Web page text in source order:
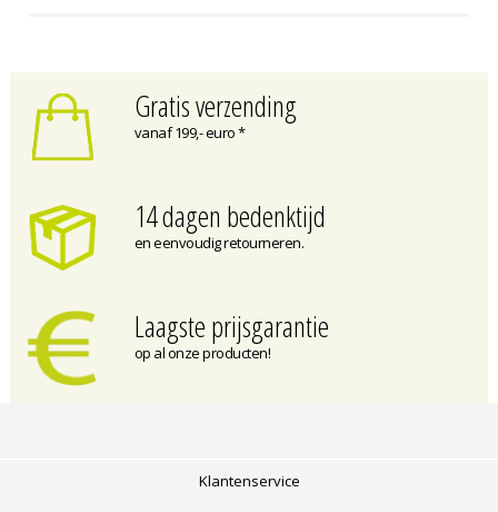
Gratis verzending
vanaf 199,- euro *
14 dagen bedenktijd
en eenvoudig retourneren.
Laagste prijsgarantie
op al onze producten!
Klantenservice